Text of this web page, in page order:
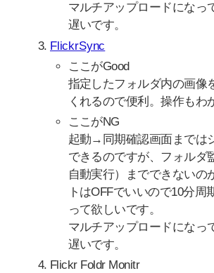
マルチアップロードになっ
遅いです。
FlickrSync
ここがGood
指定したフォルダ内の画像
くれるので便利。操作もわ
ここがNG
起動→同期確認画面までは
できるのですが、フォルダ
自動実行）までできないの
トはOFFでいいので10分周
って欲しいです。
マルチアップロードになっ
遅いです。
Flickr Foldr Monitr